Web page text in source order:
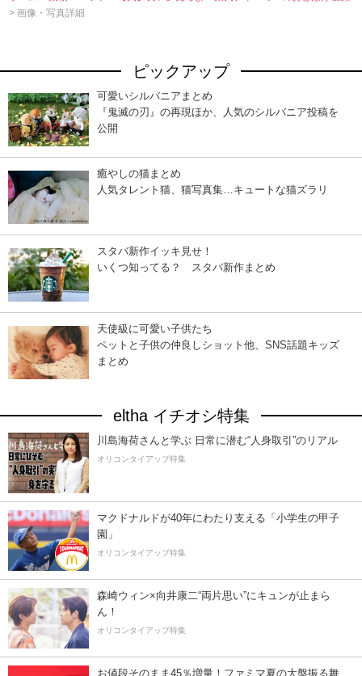
> 画像・写真詳細
ピックアップ
可愛いシルバニアまとめ
『鬼滅の刃』の再現ほか、人気のシルバニア投稿を
公開
癒やしの猫まとめ
人気タレント猫、猫写真集…キュートな猫ズラリ
スタバ新作イッキ見せ！
いくつ知ってる？ スタバ新作まとめ
天使級に可愛い子供たち
ペットと子供の仲良しショット他、SNS話題キッズ
まとめ
eltha イチオシ特集
川島海荷さんと学ぶ 日常に潜む“人身取引”のリアル
オリコンタイアップ特集
マクドナルドが40年にわたり支える「小学生の甲子
園」
オリコンタイアップ特集
森崎ウィン×向井康二“両片思い”にキュンが止まら
ん！
オリコンタイアップ特集
お値段そのまま45％増量！ファミマ夏の大盤振る舞